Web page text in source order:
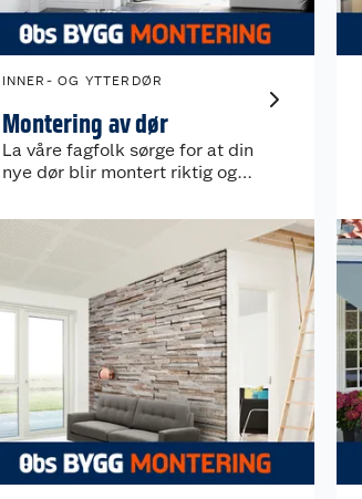
INNER- OG YTTERDØR
Montering av dør
La våre fagfolk sørge for at din
nye dør blir montert riktig og